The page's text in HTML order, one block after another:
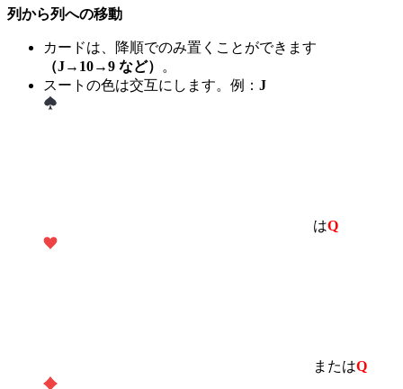
列から列への移動
カードは、降順でのみ置くことができます
（J→10→9 など）
。
スートの色は交互にします。例： J
はQ
またはQ